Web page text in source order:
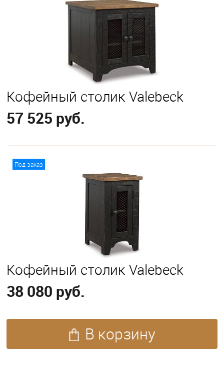
Кофейный столик Valebeck
57 525 руб.
Под заказ
Кофейный столик Valebeck
38 080 руб.
В корзину